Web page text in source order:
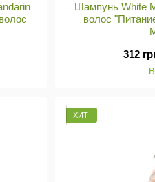
Шампунь White
волос
312
ХИТ